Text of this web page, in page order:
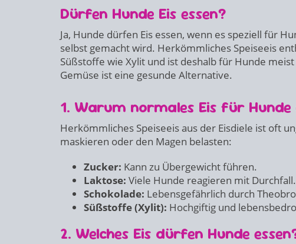
Dürfen Hunde Eis essen?
Ja, Hunde dürfen Eis essen, wenn es speziell für
selbst gemacht wird. Herkömmliches Speiseeis
Süßstoffe wie Xylit und ist deshalb für Hunde
Gemüse ist eine gesunde Alternative.
1. Warum normales Eis für
Herkömmliches Speiseeis aus der Eisdiele ist oft
maskieren oder den Magen belasten:
Zucker: Kann zu Übergewicht führen.
Laktose: Viele Hunde reagieren mit Durchfall.
Schokolade: Lebensgefährlich durch
Süßstoffe (Xylit): Hochgiftig und
2. Welches Eis dürfen Hunde